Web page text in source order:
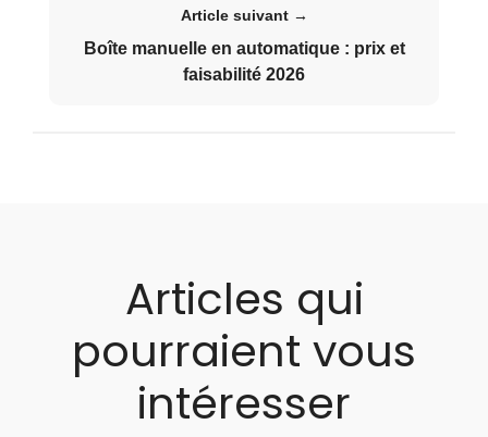
Article suivant →
Boîte manuelle en automatique : prix et
faisabilité 2026
Articles qui
pourraient vous
intéresser